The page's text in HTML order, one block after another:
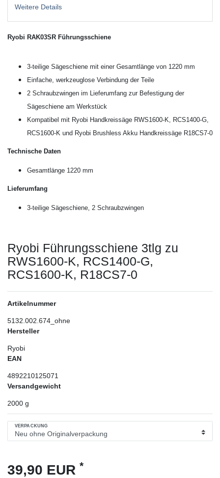
Weitere Details
Ryobi RAK03SR Führungsschiene
3-teilige Sägeschiene mit einer Gesamtlänge von 1220 mm
Einfache, werkzeuglose Verbindung der Teile
2 Schraubzwingen im Lieferumfang zur Befestigung der
Sägeschiene am Werkstück
Kompatibel mit Ryobi Handkreissäge RWS1600-K, RCS1400-G,
RCS1600-K und Ryobi Brushless Akku Handkreissäge R18CS7-0
Technische Daten
Gesamtlänge 1220 mm
Lieferumfang
3-teilige Sägeschiene, 2 Schraubzwingen
Ryobi Führungsschiene 3tlg zu
RWS1600-K, RCS1400-G,
RCS1600-K, R18CS7-0
Artikelnummer
5132.002.674_ohne
Hersteller
Ryobi
EAN
4892210125071
Versandgewicht
2000 g
VERPACKUNG
39,90 EUR *